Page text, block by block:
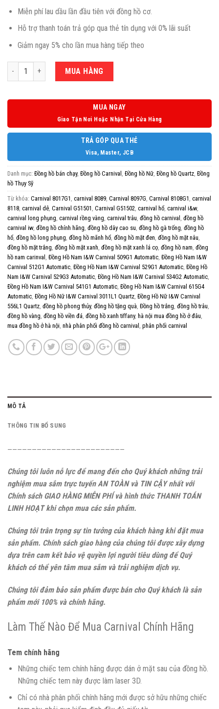
Miễn phí lau dầu lần đầu tiên với đồng hồ cơ.
Hỗ trợ thanh toán trả góp qua thẻ tín dụng với 0% lãi suất
Giảm ngay 5% cho lần mua hàng tiếp theo
Số lượng MUA HÀNG
MUA NGAY
Giao Tận Nơi Hoặc Nhận Tại Cửa Hàng
TRẢ GÓP QUA THẺ
Visa, Master, JCB
Danh mục: Đồng hồ bán chạy, Đồng hồ Carnival Đồng hồ Nữ Đồng hồ Quartz Đồng
hồ Thụy Sỹ
Từ khóa: Carnival 8017G1 carnival 8089 Carnival 8097G Carnival 8108G1 carnival
8118 carnival dê Carnival G51501 Carnival G51502 carnival hổ carnival i&w,
carnival long phụng carnival rồng vàng carnival trâu đồng hồ carnival đồng hồ
carnival iw, đồng hồ chính hãng đồng hồ dây cao su đồng hồ gà trống đồng hồ
hổ đồng hồ long phụng đồng hồ mãnh hổ đồng hồ mặt đen đồng hồ mặt nâu
đồng hồ mặt trắng đồng hồ mặt xanh đồng hồ mặt xanh lá cọ đồng hồ nam đồng
hồ nam carinval Đồng Hồ Nam I&W Carnival 509G1 Automatic Đồng Hồ Nam I&W
Carnival 512G1 Automatic Đồng Hồ Nam I&W Carnival 529G1 Automatic Đồng Hồ
Nam I&W Carnival 529G3 Automatic Đồng Hồ Nam I&W Carnival 534G2 Automatic
Đồng Hồ Nam I&W Carnival 541G1 Automatic Đồng Hồ Nam I&W Carnival 615G4
Automatic Đồng Hồ Nữ I&W Carnival 3011L1 Quartz Đồng Hồ Nữ I&W Carnival
556L1 Quartz đồng hồ phong thủy, đồng hồ tặng quà Đồng hồ trắng đồng hồ trâu
đồng hồ vàng đồng hồ viền đá đồng hồ xanh tiffany, hà nội mua đồng hồ ở đâu
mua đồng hồ ở hà nội nhà phân phối đồng hồ carnival phân phối carnival
MÔ TẢ
THÔNG TIN BỔ SUNG
————————————————————————
Chúng tôi luôn nỗ lực để mang đến cho Quý khách những trải
nghiệm mua sắm trực tuyến AN TOÀN và TIN CẬY nhất với
Chính sách GIAO HÀNG MIỄN PHÍ và hình thức THANH TOÁN
LINH HOẠT khi chọn mua các sản phẩm.
Chúng tôi trân trọng sự tin tưởng của khách hàng khi đặt mua
sản phẩm. Chính sách giao hàng của chúng tôi được xây dựng
dựa trên cam kết bảo vệ quyền lợi người tiêu dùng để Quý
khách có thể yên tâm mua sắm và trải nghiệm dịch vụ.
Chúng tôi đảm bảo sản phẩm được bán cho Quý khách là sản
phẩm mới 100% và chính hãng.
Làm Thế Nào Để Mua Carnival Chính Hãng
Tem chính hãng
Những chiếc tem chính hãng được dán ở mặt sau của đồng hồ.
Những chiếc tem này được làm laser 3D.
Chỉ có nhà phân phối chính hãng mới được sở hữu những chiếc